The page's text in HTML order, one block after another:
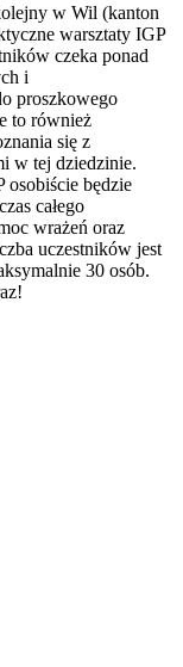
w Wil (kanton
warsztaty IGP
czeka ponad
i
proszkowego
to również
się z
w tej dziedzinie.
osobiście będzie
całego
wrażeń oraz
uczestników jest
30 osób.